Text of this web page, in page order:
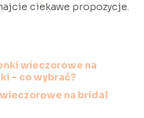
ciekawe propozycje.
wieczorowe na
– co wybrać?
na bridal